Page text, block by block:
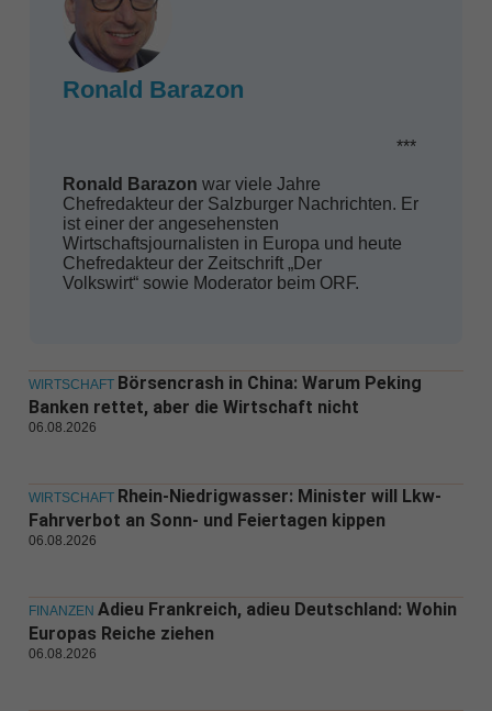
Ronald Barazon
***
Ronald Barazon war viele Jahre
Chefredakteur der Salzburger Nachrichten. Er
ist einer der angesehensten
Wirtschaftsjournalisten in Europa und heute
Chefredakteur der Zeitschrift „Der
Volkswirt“ sowie Moderator beim ORF.
WIRTSCHAFT Börsencrash in China: Warum Peking
Banken rettet, aber die Wirtschaft nicht
06.08.2026
WIRTSCHAFT Rhein-Niedrigwasser: Minister will Lkw-
Fahrverbot an Sonn- und Feiertagen kippen
06.08.2026
FINANZEN Adieu Frankreich, adieu Deutschland: Wohin
Europas Reiche ziehen
06.08.2026